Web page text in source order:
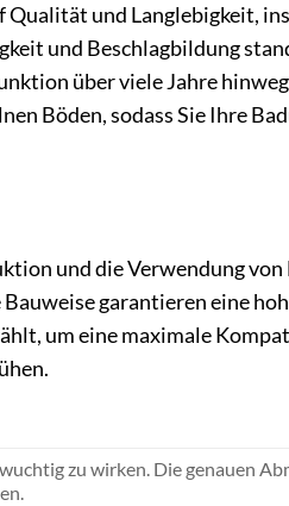
und Langlebigkeit,
und Beschlagbildung
über viele Jahre
Böden, sodass Sie Ihre
und die Verwendung
garantieren eine
um eine maximale
zu wirken. Die genauen